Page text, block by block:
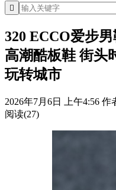

320 ECCO爱步
高潮酷板鞋 街头
玩转城市
2026年7月6日 上午4:56 作
阅读(27)